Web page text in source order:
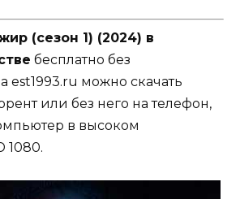
(сезон 1) (2024) в
бесплатно без
est1993.ru можно скачать
или без него на телефон,
в высоком
1080.